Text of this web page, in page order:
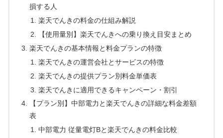
損する人
楽天でんきの料金の仕組み解説
【使用量別】楽天でんきへの乗り換え目安まとめ
楽天でんきの基本情報と料金プランの特徴
楽天でんきの運営会社とサービスの特徴
楽天でんきの提供プラン別料金単価表
楽天でんきに適用できるキャンペーン・割引
【プラン別】中部電力と楽天でんきの詳細な料金差額
表
中部電力 従量電灯Bと楽天でんきの料金比較